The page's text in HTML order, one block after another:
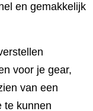
en gemakkelijk
voor je gear,
van een
te kunnen